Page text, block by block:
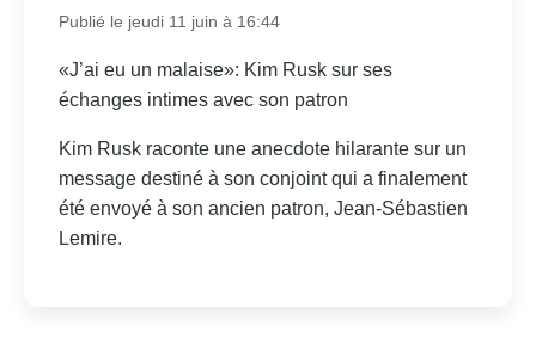
Publié le jeudi 11 juin à 16:44
«J’ai eu un malaise»: Kim Rusk sur ses
échanges intimes avec son patron
Kim Rusk raconte une anecdote hilarante sur un
message destiné à son conjoint qui a finalement
été envoyé à son ancien patron, Jean-Sébastien
Lemire.